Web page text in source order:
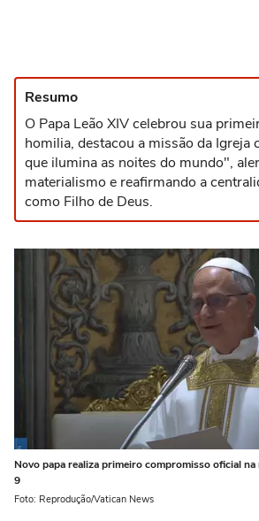
Resumo
O Papa Leão XIV celebrou sua
homilia, destacou a missão da Igreja
que ilumina as noites do mundo",
materialismo e reafirmando a
como Filho de Deus.
Novo papa realiza primeiro compromisso oficial na
9
Foto: Reprodução/Vatican News